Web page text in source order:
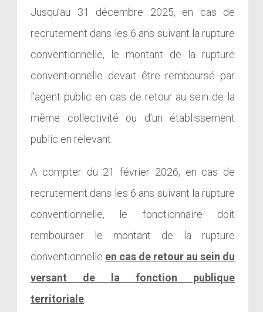
Jusqu’au 31 décembre 2025, en cas de
recrutement dans les 6 ans suivant la rupture
conventionnelle, le montant de la rupture
conventionnelle devait être remboursé par
l’agent public en cas de retour au sein de la
même collectivité ou d’un établissement
public en relevant.
A compter du 21 février 2026, en cas de
recrutement dans les 6 ans suivant la rupture
conventionnelle,
le fonctionnaire doit
rembourser le montant de la rupture
conventionnelle en cas de retour au sein du
versant de la fonction publique
territoriale.